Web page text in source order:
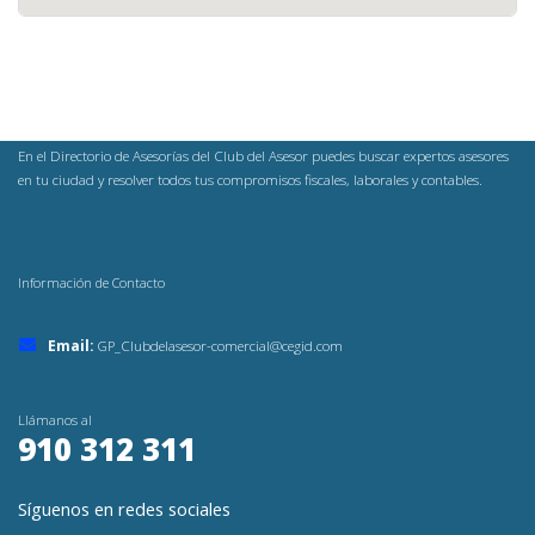
En el Directorio de Asesorías del Club del Asesor puedes buscar expertos asesores
en tu ciudad y resolver todos tus compromisos fiscales, laborales y contables.
Información de Contacto
Email: GP_Clubdelasesor-comercial@cegid.com
Llámanos al
910 312 311
Síguenos en redes sociales